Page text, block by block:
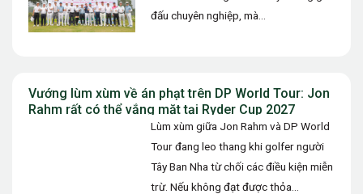
đấu chuyên nghiệp, mà…
Vướng lùm xùm về án phạt trên DP World Tour: Jon
Rahm rất có thể vắng mặt tại Ryder Cup 2027
Lùm xùm giữa Jon Rahm và DP World
Tour đang leo thang khi golfer người
Tây Ban Nha từ chối các điều kiện miễn
trừ. Nếu không đạt được thỏa…